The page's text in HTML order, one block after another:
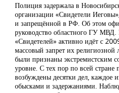
Полиция задержала в
организации «Свидетели
и запрещённой в РФ. Об этом
руководство областного ГУ
«Свидетелей» активно идёт с
массовый запрет их
были признаны экстремистским
уровне. С тех пор по всей стране
возбуждены десятки дел, каждое
обысками и задержаниями.